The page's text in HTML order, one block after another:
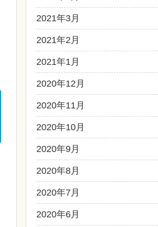
2021年3月
2021年2月
2021年1月
2020年12月
2020年11月
2020年10月
2020年9月
2020年8月
2020年7月
2020年6月